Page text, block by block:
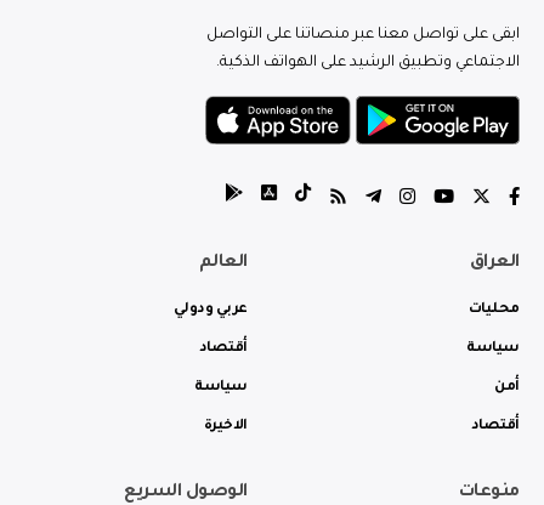
ابقى على تواصل معنا عبر منصاتنا على التواصل
الاجتماعي وتطبيق الرشيد على الهواتف الذكية.
العراق
محليات
سياسة
أمن
أقتصاد
العالم
عربي ودولي
أقتصاد
سياسة
الاخيرة
منوعات الوصول السريع